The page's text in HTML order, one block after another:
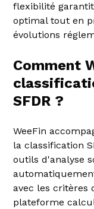
flexibilité
optimal tout en
évolutions
Comment
SFDR ?
WeeFin
la classification
outils d'analyse
avec les critères
plateforme